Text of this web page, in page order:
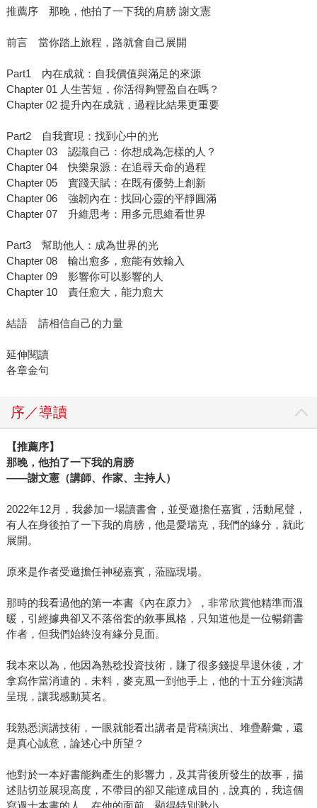
推薦序 那晚，他拍了一下我的肩膀 謝文憲
前言 當你踏上旅程，路就會自己展開
Part1 內在成就：自我價值與滿足的來源
Chapter 01 人生苦短，你活得夠豐盈自在嗎？
Chapter 02 提升內在成就，過程比結果更重要
Part2 自我實現：找到心中的光
Chapter 03 認識自己：你想成為怎樣的人？
Chapter 04 快樂泉源：在追尋天命的過程
Chapter 05 實踐天賦：在既有優勢上創新
Chapter 06 強韌內在：找回心靈的平靜圓滿
Chapter 07 升維思考：用多元思維看世界
Part3 幫助他人：成為世界的光
Chapter 08 輸出愈多，愈能有效輸入
Chapter 09 影響你可以影響的人
Chapter 10 責任愈大，能力愈大
結語 請相信自己的力量
延伸閱讀
各章金句
序／導讀
【推薦序】
那晚，他拍了一下我的肩膀
——謝文憲（講師、作家、主持人）
2022年12月，我參加一場讀書會，並受邀擔任嘉賓，活動尾聲，
有人在身後拍了一下我的肩膀，他是愛瑞克，我們的緣分，就此
展開。
原來是作者受邀擔任神秘嘉賓，蒞臨現場。
那時的我看過他的第一本書《內在原力》，非常欣賞他精準而溫
暖，引經據典卻又不落俗套的敘事風格，只知道他是一位暢銷書
作者，但我們始終沒有緣分見面。
我本來以為，他因為熟稔投資技術，賺了很多錢提早退休後，才
拿寫作當消遣的，未料，麥克風一到他手上，他的十五分鐘演講
呈現，讓我感動莫名。
我熟悉演講技術，一眼就能看出講者是背稿演出、堆疊辭彙，還
是真心誠意，論述心中所望？
他對於一本好書能夠產生的影響力，及其背後所發生的故事，描
述貼切並展現高度，不帶目的卻又能達成目的，說真的，我這個